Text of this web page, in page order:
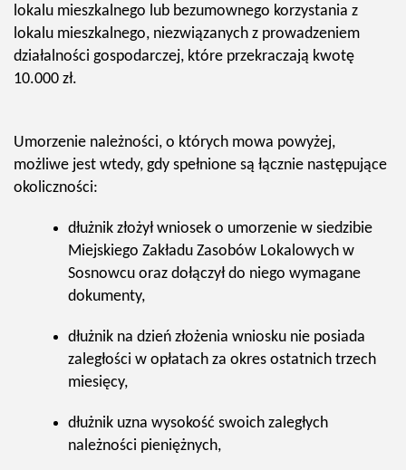
lokalu mieszkalnego lub bezumownego korzystania z
lokalu mieszkalnego, niezwiązanych z prowadzeniem
działalności gospodarczej, które przekraczają kwotę
10.000 zł.
Umorzenie należności, o których mowa powyżej,
możliwe jest wtedy, gdy spełnione są łącznie następujące
okoliczności:
dłużnik złożył wniosek o umorzenie w siedzibie
Miejskiego Zakładu Zasobów Lokalowych w
Sosnowcu oraz dołączył do niego wymagane
dokumenty,
dłużnik na dzień złożenia wniosku nie posiada
zaległości w opłatach za okres ostatnich trzech
miesięcy,
dłużnik uzna wysokość swoich zaległych
należności pieniężnych,